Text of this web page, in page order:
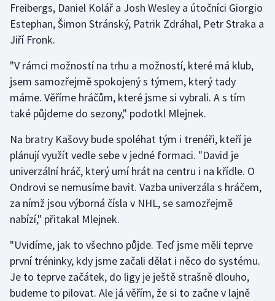
Lezení
Lyže a snowboard
Moderní pětiboj
Motorsport
Olympijské hry
Parasport
Plavání
Plážový volejbal
Ragby
Rychlobruslení
Freibergs, Daniel Kolář a Josh Wesley a útočníci Giorgio
Estephan, Šimon Stránský, Patrik Zdráhal, Petr Straka a
Jiří Fronk.
"V rámci možností na trhu a možností, které má klub,
jsem samozřejmě spokojený s týmem, který tady
máme. Věříme hráčům, které jsme si vybrali. A s tím
také půjdeme do sezony," podotkl Mlejnek.
Na bratry Kašovy bude spoléhat tým i trenéři, kteří je
plánují využít vedle sebe v jedné formaci. "David je
univerzální hráč, který umí hrát na centru i na křídle. O
Ondrovi se nemusíme bavit. Vazba univerzála s hráčem,
za nímž jsou výborná čísla v NHL, se samozřejmě
nabízí," přitakal Mlejnek.
"Uvidíme, jak to všechno půjde. Teď jsme měli teprve
první tréninky, kdy jsme začali dělat i něco do systému.
Je to teprve začátek, do ligy je ještě strašně dlouho,
budeme to pilovat. Ale já věřím, že si to začne v lajně